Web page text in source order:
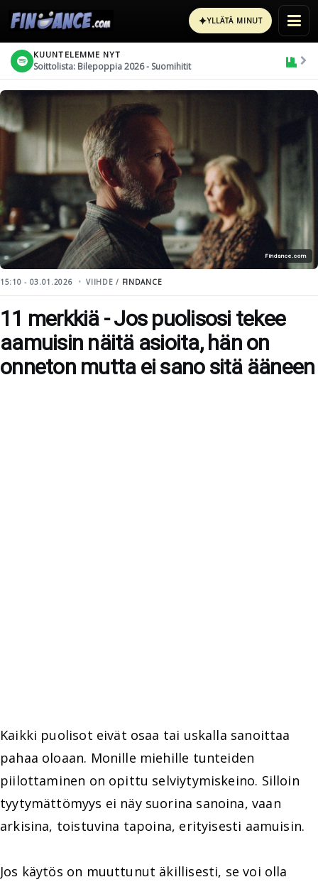
✦YLLÄTÄ MINUT
KUUNTELEMME NYT
Soittolista: Bilepoppia 2026 - Suomihitit
Findance.com
15:10 - 03.01.2026 VIIHDE / FINDANCE
11 merkkiä - Jos puolisosi tekee
aamuisin näitä asioita, hän on
onneton mutta ei sano sitä ääneen
Kaikki puolisot eivät osaa tai uskalla sanoittaa
pahaa oloaan. Monille miehille tunteiden
piilottaminen on opittu selviytymiskeino. Silloin
tyytymättömyys ei näy suorina sanoina, vaan
arkisina, toistuvina tapoina, erityisesti aamuisin.
Jos käytös on muuttunut äkillisesti, se voi olla